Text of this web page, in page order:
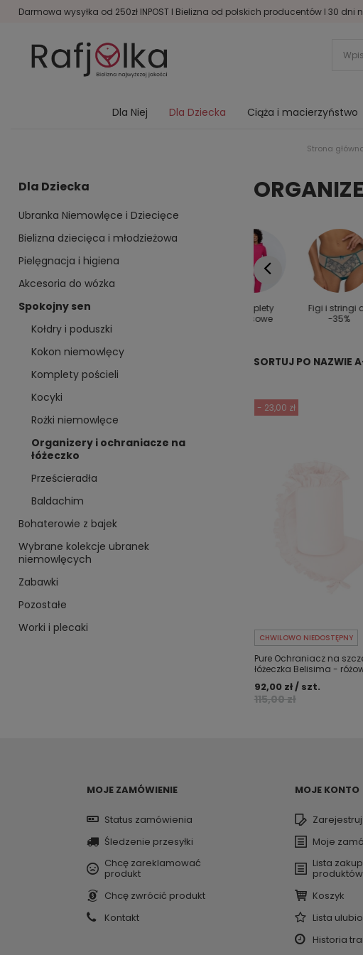
Darmowa wysyłka od 250zł INPOST I Bielizna od polskich producentów I 30 dni
Dla Niej Dla Dziecka Ciąża i macierzyństwo
Strona
Dla Dziecka
Ubranka Niemowlęce i Dziecięce
Bielizna dziecięca i młodzieżowa
Pielęgnacja i higiena
Akcesoria do wózka
Spokojny sen
Kołdry i poduszki
Kokon niemowlęcy
Komplety pościeli
Kocyki
Rożki niemowlęce
Organizery i ochraniacze na
łóżeczko
Prześcieradła
Baldachim
Bohaterowie z bajek
Wybrane kolekcje ubranek
niemowlęcych
Zabawki
Pozostałe
Worki i plecaki
dla
Kolanówki
Komplety
dresowe
Figi i stringi
-35%
SORTUJ PO NAZWIE
- 23,00 zł
CHWILOWO NIEDOSTĘPNY
Pure Ochraniacz na
łóżeczka Belisima -
115,00 zł
92,00 zł / szt.
MOJE ZAMÓWIENIE
Status zamówienia
Śledzenie przesyłki
Chcę zareklamować
produkt
Chcę zwrócić produkt
Kontakt
MOJE KONTO
Moje
Lista
produktów
Koszyk
Lista
Historia